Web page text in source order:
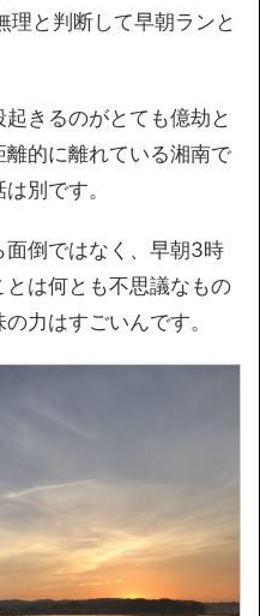
理と判断して早朝ランと
きるのがとても億劫と
的に離れている湘南で
別です。
倒ではなく、早朝3時
は何とも不思議なもの
力はすごいんです。